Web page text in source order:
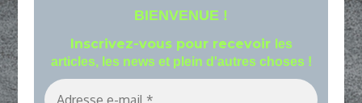
BIENVENUE !
Inscrivez-vous pour recevoir les
articles, les news et plein d'autres choses !